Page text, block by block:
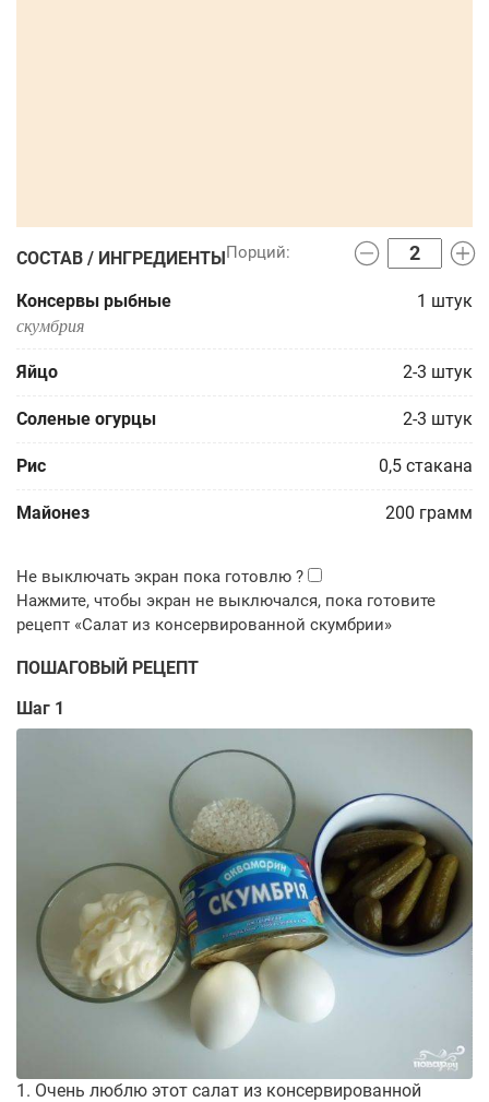
СОСТАВ / ИНГРЕДИЕНТЫ
Консервы рыбные 1 штук
скумбрия
Яйцо 2-3 штук
Соленые огурцы 2-3 штук
Рис 0,5 стакана
Майонез 200 грамм
ПОШАГОВЫЙ РЕЦЕПТ
Шаг 1
1. Очень люблю этот салат из консервированной